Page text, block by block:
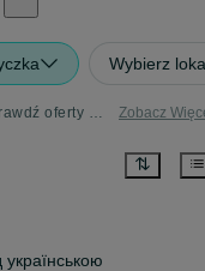
Wybierz
Praca kosmetolog, praca kosmetyczka - sprawdź oferty pracy Zobacz